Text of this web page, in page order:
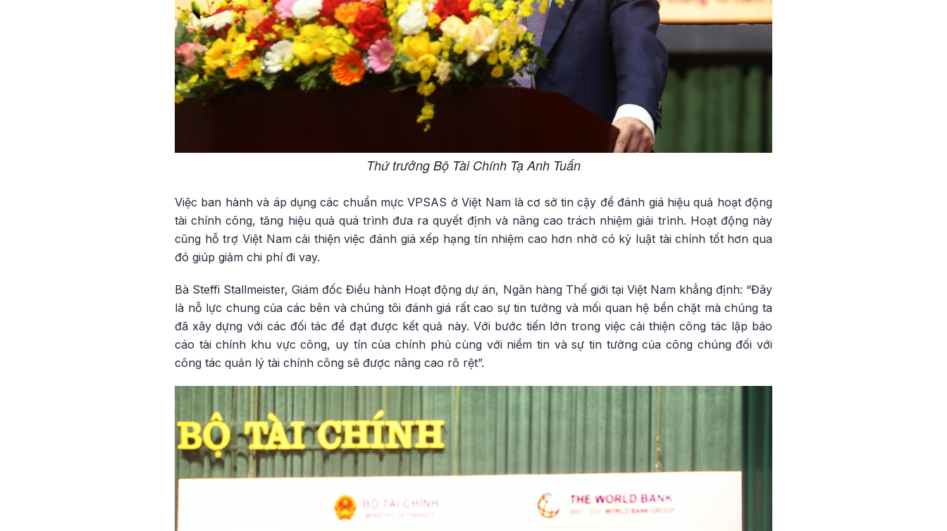
Thứ trưởng Bộ Tài Chính Tạ Anh Tuấn
Việc ban hành và áp dụng các chuẩn mực VPSAS ở Việt Nam là cơ sở tin cậy để đánh giá hiệu quả hoạt động
tài chính công, tăng hiệu quả quá trình đưa ra quyết định và nâng cao trách nhiệm giải trình. Hoạt động này
cũng hỗ trợ Việt Nam cải thiện việc đánh giá xếp hạng tín nhiệm cao hơn nhờ có kỷ luật tài chính tốt hơn qua
đó giúp giảm chi phí đi vay.
Bà Steffi Stallmeister, Giám đốc Điều hành Hoạt động dự án, Ngân hàng Thế giới tại Việt Nam khẳng định: “Đây
là nỗ lực chung của các bên và chúng tôi đánh giá rất cao sự tin tưởng và mối quan hệ bền chặt mà chúng ta
đã xây dựng với các đối tác để đạt được kết quả này. Với bước tiến lớn trong việc cải thiện công tác lập báo
cáo tài chính khu vực công, uy tín của chính phủ cùng với niềm tin và sự tin tưởng của công chúng đối với
công tác quản lý tài chính công sẽ được nâng cao rõ rệt”.